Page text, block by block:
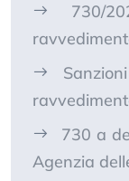
730/
730 a
Agenzia